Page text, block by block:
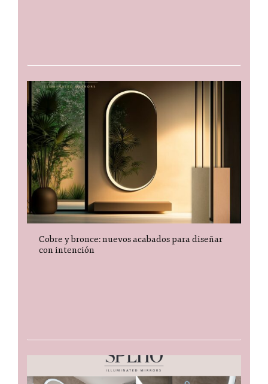
Cobre y bronce: nuevos acabados para diseñar
con intención